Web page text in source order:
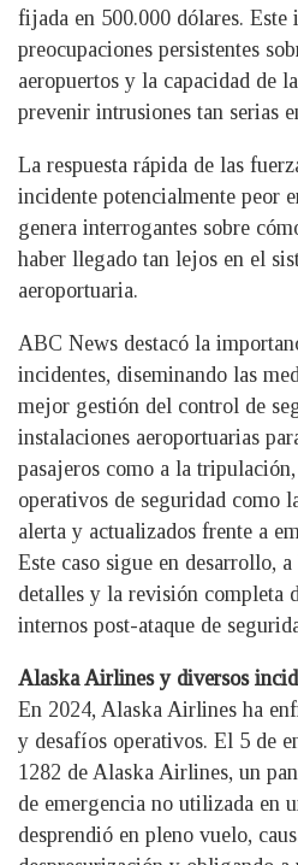
fijada en 500.000 dólares. Este
preocupaciones persistentes
aeropuertos y la capacidad de
prevenir intrusiones tan serias
La respuesta rápida de las
incidente potencialmente peor
genera interrogantes sobre
haber llegado tan lejos en el
aeroportuaria.
ABC News destacó la
incidentes, diseminando las
mejor gestión del control de
instalaciones aeroportuarias
pasajeros como a la
operativos de seguridad como
alerta y actualizados frente a
Este caso sigue en desarrollo,
detalles y la revisión completa
internos post-ataque de
Alaska Airlines y diversos
En 2024, Alaska Airlines ha
y desafíos operativos. El 5 de
1282 de Alaska Airlines, un
de emergencia no utilizada en
desprendió en pleno vuelo,